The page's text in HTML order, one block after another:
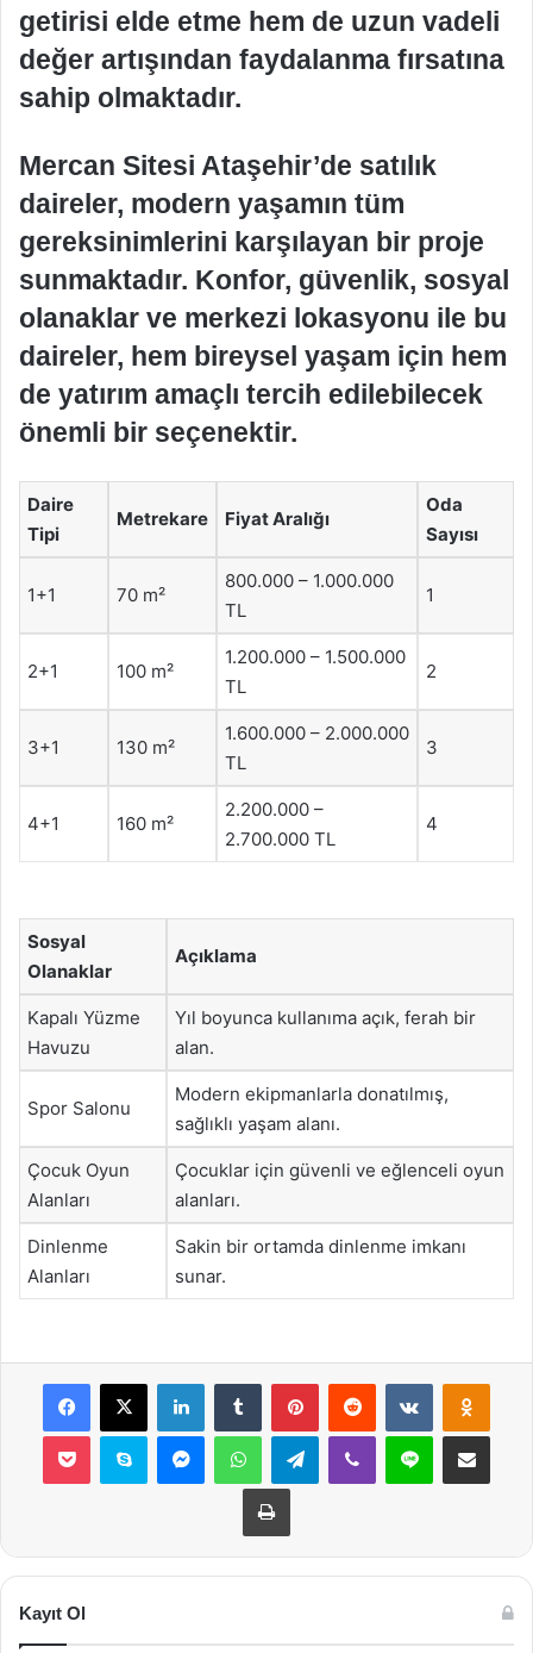
getirisi elde etme hem de uzun vadeli
değer artışından faydalanma fırsatına
sahip olmaktadır.
Mercan Sitesi Ataşehir’de satılık
daireler, modern yaşamın tüm
gereksinimlerini karşılayan bir proje
sunmaktadır. Konfor, güvenlik, sosyal
olanaklar ve merkezi lokasyonu ile bu
daireler, hem bireysel yaşam için hem
de yatırım amaçlı tercih edilebilecek
önemli bir seçenektir.
Daire
Tipi
Metrekare Fiyat Aralığı
Oda
Sayısı
1+1 70 m²
800.000 – 1.000.000
TL
1
2+1 100 m²
1.200.000 – 1.500.000
TL
2
3+1 130 m²
1.600.000 – 2.000.000
TL
3
4+1 160 m²
2.200.000 –
2.700.000 TL
4
Sosyal
Olanaklar
Açıklama
Kapalı Yüzme
Havuzu
Yıl boyunca kullanıma açık, ferah bir
alan.
Spor Salonu
Modern ekipmanlarla donatılmış,
sağlıklı yaşam alanı.
Çocuk Oyun
Alanları
Çocuklar için güvenli ve eğlenceli oyun
alanları.
Dinlenme
Alanları
Sakin bir ortamda dinlenme imkanı
sunar.
Facebook
X LinkedInTumblr PinterestReddit VKontakte
Pocket Skype MessengerWhatsAppTelegramViber Line E-Posta ile
Yazdır
Kayıt Ol